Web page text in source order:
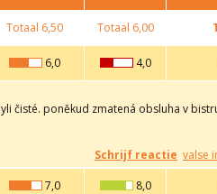
Totaal 6,50 Totaal 6,00
6,0 4,0
čisté. poněkud zmatená obsluha v
Schrijf reactie valse
7,0 8,0